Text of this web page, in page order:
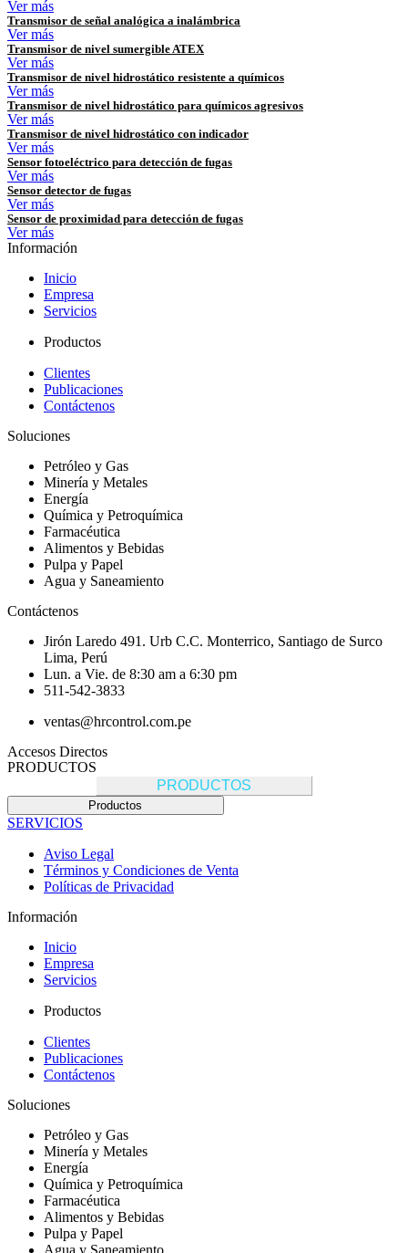
Ver más
Transmisor de señal analógica a inalámbrica
Ver más
Transmisor de nivel sumergible ATEX
Ver más
Transmisor de nivel hidrostático resistente a químicos
Ver más
Transmisor de nivel hidrostático para químicos agresivos
Ver más
Transmisor de nivel hidrostático con indicador
Ver más
Sensor fotoeléctrico para detección de fugas
Ver más
Sensor detector de fugas
Ver más
Sensor de proximidad para detección de fugas
Ver más
Información
Inicio
Empresa
Servicios
Productos
Clientes
Publicaciones
Contáctenos
Soluciones
Petróleo y Gas
Minería y Metales
Energía
Química y Petroquímica
Farmacéutica
Alimentos y Bebidas
Pulpa y Papel
Agua y Saneamiento
Contáctenos
Jirón Laredo 491. Urb C.C. Monterrico, Santiago de Surco
Lima, Perú
Lun. a Vie. de 8:30 am a 6:30 pm
511-542-3833
ventas@hrcontrol.com.pe
Accesos Directos
PRODUCTOS
PRODUCTOS
Productos
SERVICIOS
Aviso Legal
Términos y Condiciones de Venta
Políticas de Privacidad
Información
Inicio
Empresa
Servicios
Productos
Clientes
Publicaciones
Contáctenos
Soluciones
Petróleo y Gas
Minería y Metales
Energía
Química y Petroquímica
Farmacéutica
Alimentos y Bebidas
Pulpa y Papel